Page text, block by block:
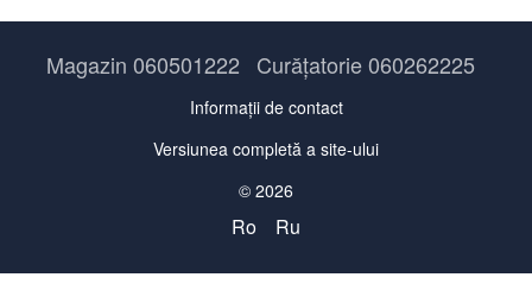
Magazin 060501222 Curățatorie 060262225
Informații de contact
Versiunea completă a site-ului
© 2026
Ro Ru